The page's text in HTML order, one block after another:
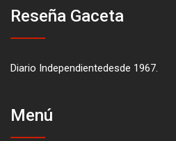
Reseña Gaceta
Diario Independientedesde 1967.
Menú